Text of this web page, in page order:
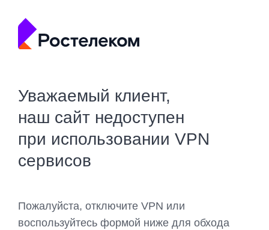
Уважаемый клиент,
наш сайт недоступен
при использовании VPN
сервисов
Пожалуйста, отключите VPN или
воспользуйтесь формой ниже для обхода